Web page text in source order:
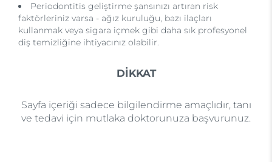
Periodontitis geliştirme şansınızı artıran risk
faktörleriniz varsa - ağız kuruluğu, bazı ilaçları
kullanmak veya sigara içmek gibi daha sık profesyonel
diş temizliğine ihtiyacınız olabilir.
DİKKAT
Sayfa içeriği sadece bilgilendirme amaçlıdır, tanı
ve tedavi için mutlaka doktorunuza başvurunuz.